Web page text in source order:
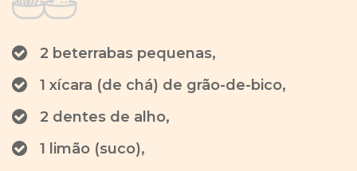
2 beterrabas pequenas,
1 xícara (de chá) de grão-de-bico,
2 dentes de alho,
1 limão (suco),